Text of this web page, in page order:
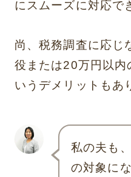
にスムーズに対応で
尚、税務調査に応じ
役または20万円以内
いうデメリットもあ
私の夫も
の対象に